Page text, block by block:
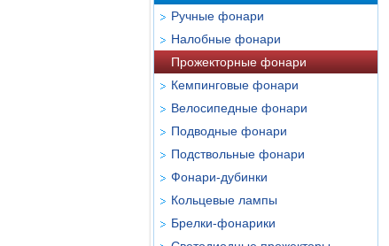
Ручные фонари
Налобные фонари
Прожекторные фонари
Кемпинговые фонари
Велосипедные фонари
Подводные фонари
Подствольные фонари
Фонари-дубинки
Кольцевые лампы
Брелки-фонарики